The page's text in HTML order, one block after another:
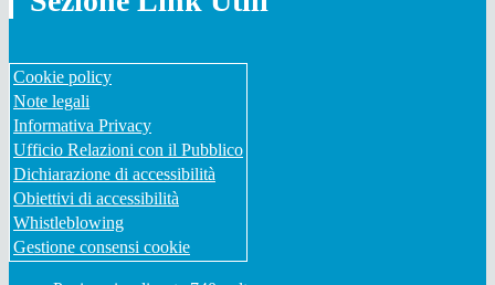
Cookie policy
Note legali
Informativa Privacy
Ufficio Relazioni con il Pubblico
Dichiarazione di accessibilità
Obiettivi di accessibilità
Whistleblowing
Gestione consensi cookie